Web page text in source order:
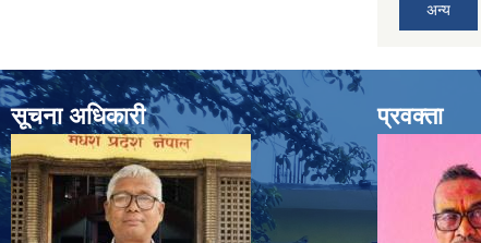
अन्य
सूचना अधिकारी प्रवक्ता